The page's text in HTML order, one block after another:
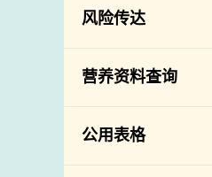
食物消费量调查
总膳食研究
有机食物
高风险食物
抗菌素耐药性
屠房及疾病监测
宰前检验
宰后检验
结果
屠房及肉类检验
风险传达
主题项目
项目及活动
营养资料查询
公用表格